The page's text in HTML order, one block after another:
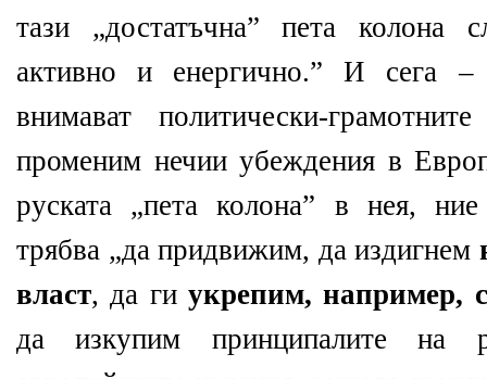
тази „достатъчна” пета колона
активно и енергично.” И сега
внимават политически-
променим нечии убеждения в
руската „пета колона” в нея,
трябва „да придвижим, да издигнем
власт, да гиукрепим, например,
да изкупим принципалите на